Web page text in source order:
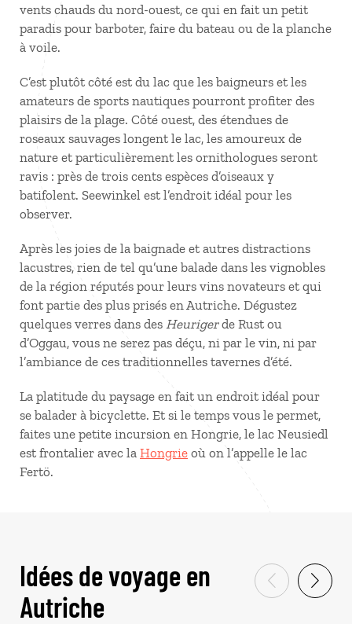
vents chauds du nord-ouest, ce qui en fait un petit
paradis pour barboter, faire du bateau ou de la planche
à voile.
C’est plutôt côté est du lac que les baigneurs et les
amateurs de sports nautiques pourront profiter des
plaisirs de la plage. Côté ouest, des étendues de
roseaux sauvages longent le lac, les amoureux de
nature et particulièrement les ornithologues seront
ravis : près de trois cents espèces d’oiseaux y
batifolent. Seewinkel est l’endroit idéal pour les
observer.
Après les joies de la baignade et autres distractions
lacustres, rien de tel qu’une balade dans les vignobles
de la région réputés pour leurs vins novateurs et qui
font partie des plus prisés en Autriche. Dégustez
quelques verres dans des Heurigerde Rust ou
d’Oggau, vous ne serez pas déçu, ni par le vin, ni par
l’ambiance de ces traditionnelles tavernes d’été.
La platitude du paysage en fait un endroit idéal pour
se balader à bicyclette. Et si le temps vous le permet,
faites une petite incursion en Hongrie, le lac Neusiedl
est frontalier avec la Hongrie où on l’appelle le lac
Fertö.
Idées de voyage en
Autriche